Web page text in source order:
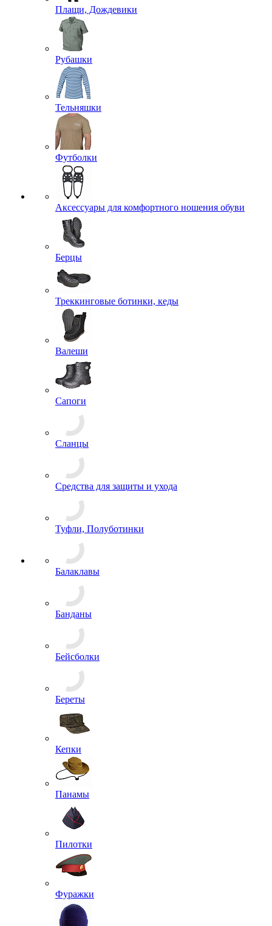
Плащи, Дождевики
Рубашки
Тельняшки
Футболки
Аксессуары для комфортного ношения обуви
Берцы
Треккинговые ботинки, кеды
Валеши
Сапоги
Сланцы
Туфли, Полуботинки
Балаклавы
Банданы
Бейсболки
Панамы